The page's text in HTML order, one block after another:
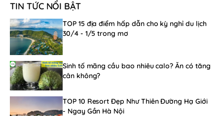
TIN TỨC NỔI BẬT
TOP 15 địa điểm hấp dẫn cho kỳ nghỉ du lịch
30/4 - 1/5 trong mơ
Sinh tố mãng cầu bao nhiêu calo? Ăn có tăng
cân không?
TOP 10 Resort Đẹp Như Thiên Đường Hạ Giới
- Ngay Gần Hà Nội